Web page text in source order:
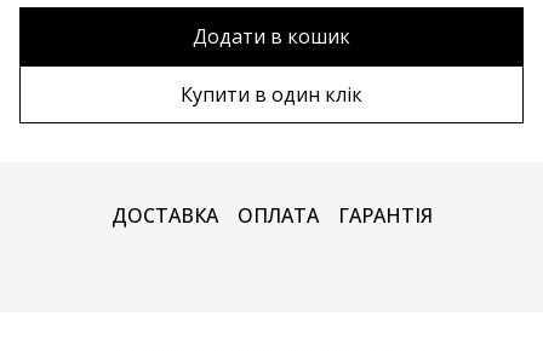
80х120 см
90х130 см
100х150 см
Без рами
Дерев'яна рама
Металева рама
Додати в кошик
Купити в один клік
ДОСТАВКА ОПЛАТА ГАРАНТІЯ